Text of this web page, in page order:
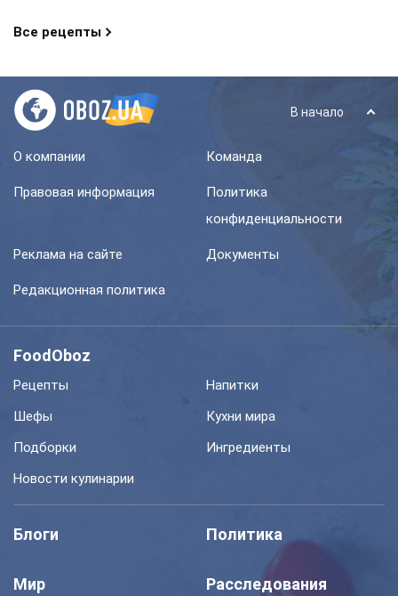
Все рецепты
В начало
О компании Команда
Правовая информация
Политика
конфиденциальности
Реклама на сайте Документы
Редакционная политика
FoodOboz
Рецепты
Напитки
Шефы
Кухни мира
Подборки
Ингредиенты
Новости кулинарии
Блоги Политика
Мир Расследования